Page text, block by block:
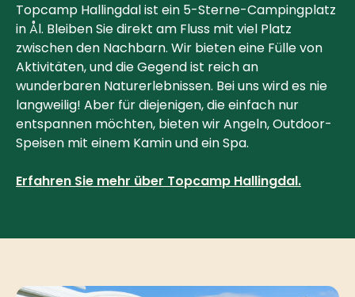
Topcamp Hallingdal ist ein 5-Sterne-Campingplatz
in Ål. Bleiben Sie direkt am Fluss mit viel Platz
zwischen den Nachbarn. Wir bieten eine Fülle von
Aktivitäten, und die Gegend ist reich an
wunderbaren Naturerlebnissen. Bei uns wird es nie
langweilig! Aber für diejenigen, die einfach nur
entspannen möchten, bieten wir Angeln, Outdoor-
Speisen mit einem Kamin und ein Spa.
Erfahren Sie mehr über Topcamp Hallingdal.